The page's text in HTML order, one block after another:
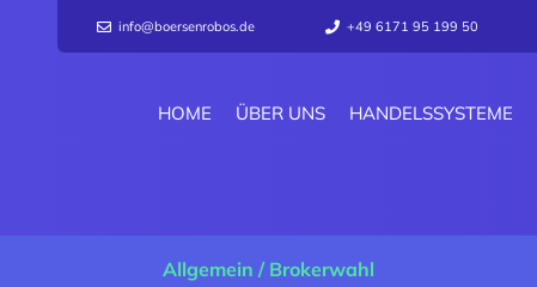
info@boersenrobos.de +49 6171 95 199 50
HOME ÜBER UNS HANDELSSYSTEME
Allgemein / Brokerwahl